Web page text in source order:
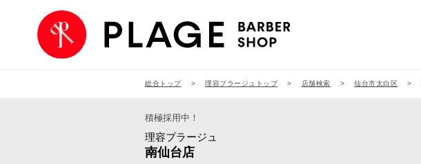
総合トップ 理容プラージュトップ 店舗検索 仙台市太白区
積極採用中！
理容プラージュ
南仙台店